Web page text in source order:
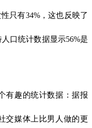
只有34%，这也反映了
口统计数据显示56%是
有趣的统计数据：据报
交媒体上比男人做的更